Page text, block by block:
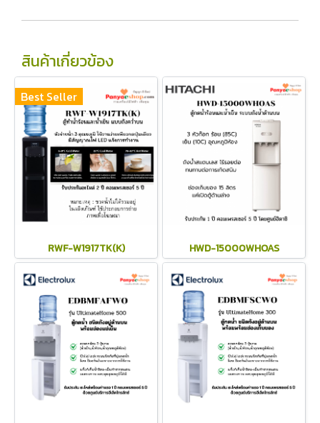
สินค้าเกี่ยวข้อง
Best Seller
RWF-W1917TK(K) HWD-15000WHOAS